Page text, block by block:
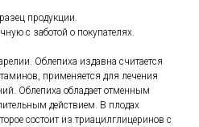
продукции.
с заботой о покупателях.
Облепиха издавна считается
применяется для лечения
Облепиха обладает отменным
действием. В плодах
состоит из триацилглицеринов с